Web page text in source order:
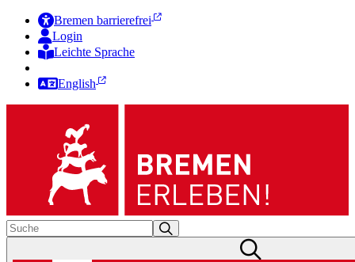
Bremen barrierefrei
Login
Leichte Sprache
English